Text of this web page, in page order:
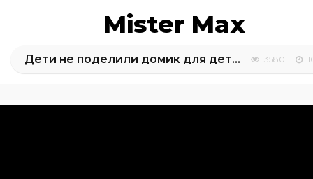
Mister Max
Дети не поделили домик для детей или kids build toy playhouse 3580